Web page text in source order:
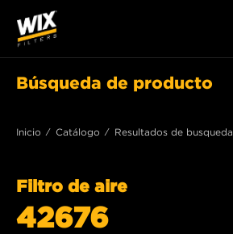
Búsqueda de producto
Inicio Catálogo Resultados de busqueda
Filtro de aire
42676